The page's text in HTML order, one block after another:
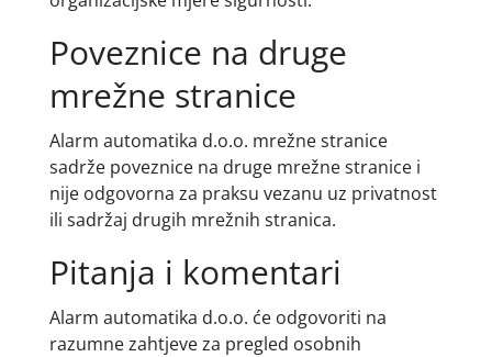
Poveznice na druge
mrežne stranice
Alarm automatika d.o.o. mrežne stranice
sadrže poveznice na druge mrežne stranice i
nije odgovorna za praksu vezanu uz privatnost
ili sadržaj drugih mrežnih stranica.
Pitanja i komentari
Alarm automatika d.o.o. će odgovoriti na
razumne zahtjeve za pregled osobnih